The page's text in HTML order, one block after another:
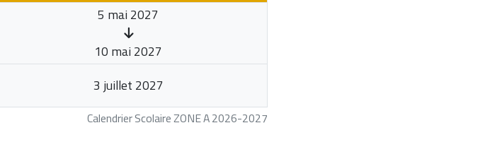
Calendrier Scolaire ZONE A 2026-2027
5 mai 2027
10 mai 2027
3 juillet 2027